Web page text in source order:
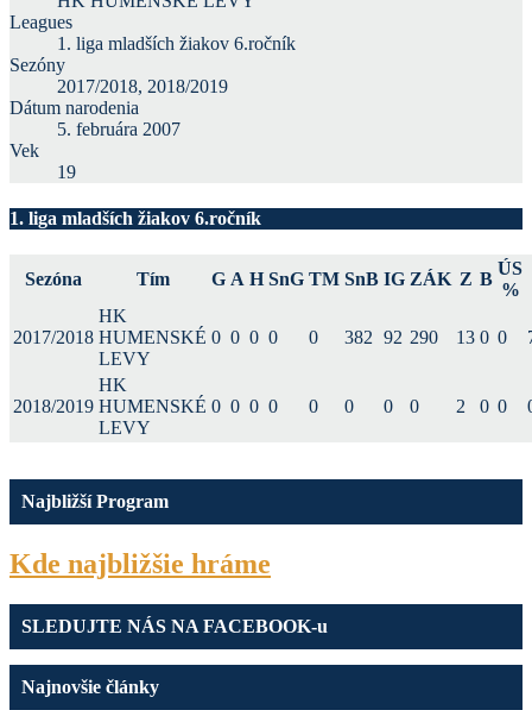
Leagues
1. liga mladších žiakov 6.ročník
Sezóny
2017/2018, 2018/2019
Dátum narodenia
5. februára 2007
Vek
19
1. liga mladších žiakov 6.ročník
Sezóna Tím G A H SnG TM SnB IG ZÁK Z B
ÚS
%
2017/2018
HK
HUMENSKÉ
LEVY
0 0 0 0 0 382 92 290 13 0 0
2018/2019
HK
HUMENSKÉ
LEVY
0 0 0 0 0 0 0 0 2 0 0
Najbližší Program
Kde najbližšie hráme
SLEDUJTE NÁS NA FACEBOOK-u
Najnovšie články